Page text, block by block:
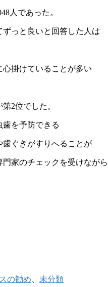
人であった。
っと良いと回答した人は
掛けていることが多い
2位でした。
を予防できる
ぐきがすりへることが
家のチェックを受けながら
の勧め 未分類